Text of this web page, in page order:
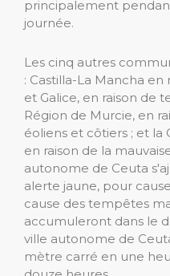
principalement
journée.
Les cinq autres
: Castilla-La Mancha
et Galice, en raison de
Région de Murcie, en
éoliens et côtiers ; et
en raison de la
autonome de Ceuta
alerte jaune, pour
cause des tempêtes
accumuleront dans le
ville autonome de
mètre carré en une